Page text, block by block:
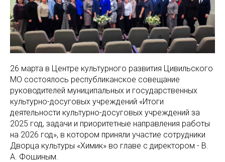
26 марта в Центре культурного развития Цивильского
МО состоялось республиканское совещание
руководителей муниципальных и государственных
культурно-досуговых учреждений «Итоги
деятельности культурно-досуговых учреждений за
2025 год, задачи и приоритетные направления работы
на 2026 год», в котором приняли участие сотрудники
Дворца культуры «Химик» во главе с директором - В.
А. Фошиным.